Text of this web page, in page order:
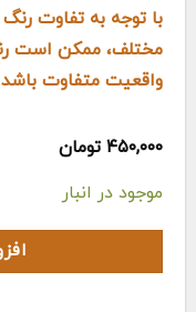
با توجه به تفاوت
واقعیت متفاوت باشد
۴۵۰,۰۰۰ تومان
موجود در انبار